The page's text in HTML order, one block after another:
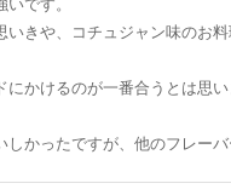
です。
きや、コチュジャン味のお
にかけるのが一番合うとは思
かったですが、他のフレー